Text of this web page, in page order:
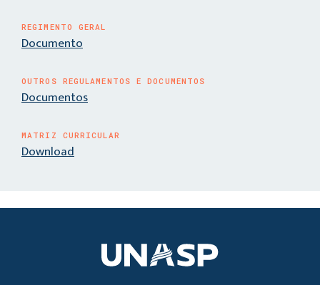
REGIMENTO GERAL
Documento
OUTROS REGULAMENTOS E DOCUMENTOS
Documentos
MATRIZ CURRICULAR
Download